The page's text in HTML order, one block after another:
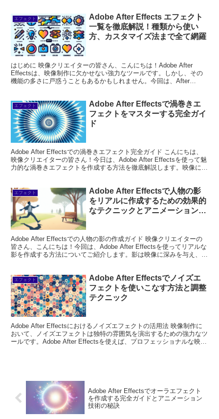
エフェクト
Adobe After Effects エフェクト
一覧を徹底解説！種類から使い
方、カスタマイズ法まで全て網羅
はじめに 映像クリエイターの皆さん、こんにちは！Adobe After
Effectsは、映像制作に欠かせない強力なツールです。しかし、その
機能の多さに戸惑うこともあるかもしれません。今回は、After
エフェクト
Adobe After Effectsで渦巻きエ
フェクトをマスターする完全ガイ
ド
Adobe After Effectsでの渦巻きエフェクト完全ガイド こんにちは、
映像クリエイターの皆さん！今日は、Adobe After Effectsを使って魅
力的な渦巻きエフェクトを作成する方法を徹底解説します。映像に動
エフェクト
Adobe After Effectsで人物の影
をリアルに作成するための効果的
なテクニックとアニメーション方
Adobe After Effectsでの人物の影の作成ガイド 映像クリエイターの
皆さん、こんにちは！今回は、Adobe After Effectsを使ってリアルな
影を作成する方法についてご紹介します。影は映像に深みを与え、よ
エフェクト
Adobe After Effectsでノイズエ
フェクトを使いこなす方法と調整
テクニック
Adobe After Effectsにおけるノイズエフェクトの活用法 映像制作に
おいて、ノイズエフェクトは独特の雰囲気を演出するための強力なツ
ールです。Adobe After Effectsを使えば、プロフェッショナルな映像
Adobe After Effectsでオーラエフェクト
を作成する完全ガイドとアニメーション
技術の秘訣